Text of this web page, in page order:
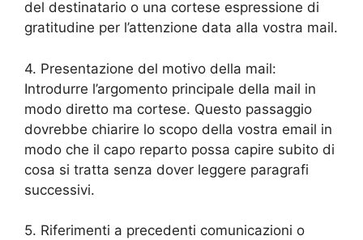
del destinatario o una cortese espressione di
gratitudine per l’attenzione data alla vostra mail.
4. Presentazione del motivo della mail:
Introdurre l’argomento principale della mail in
modo diretto ma cortese. Questo passaggio
dovrebbe chiarire lo scopo della vostra email in
modo che il capo reparto possa capire subito di
cosa si tratta senza dover leggere paragrafi
successivi.
5. Riferimenti a precedenti comunicazioni o